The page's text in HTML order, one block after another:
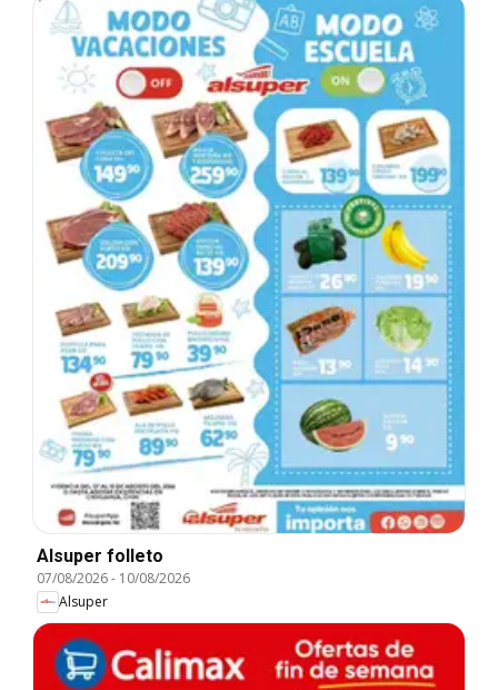
Alsuper folleto
07/08/2026- 10/08/2026
Alsuper